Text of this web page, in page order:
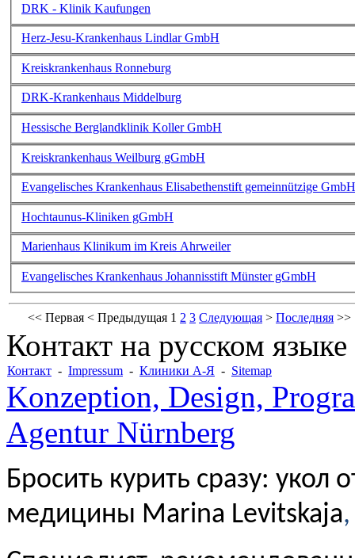
DRK - Klinik Kaufungen
Herz-Jesu-Krankenhaus Lindlar GmbH
Kreiskrankenhaus Ronneburg
DRK-Krankenhaus Middelburg
Hessische Berglandklinik Koller GmbH
Kreiskrankenhaus Weilburg gGmbH
Evangelisches Krankenhaus Elisabethenstift gemeinnützige GmbH
Hochtaunus-Kliniken gGmbH
Marienhaus Klinikum im Kreis Ahrweiler
Evangelisches Krankenhaus Johannisstift Münster gGmbH
<< Первая < Предыдущая 1 2 3 Следующая > Последняя >>
Контакт на русском
Контакт - Impressum - Клиники А-Я - Sitemap
Konzeption, Design,
Agentur Nürnberg
Бросить курить сразу: укол
медицины Marina Levitskaja,